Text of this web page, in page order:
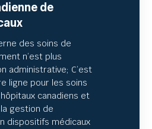
de
des soins de
n’est plus
administrative; C’est
ligne pour les soins
canadiens et
gestion de
dispositifs médicaux